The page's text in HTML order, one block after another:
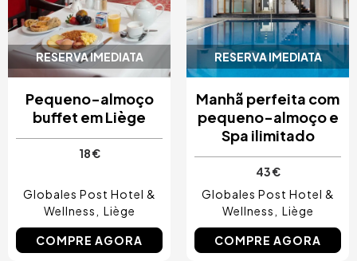
RESERVA IMEDIATA
Pequeno-almoço
buffet em Liège
18 €
Globales Post Hotel &
Wellness
Liège
COMPRE AGORA
RESERVA IMEDIATA
Manhã perfeita com
pequeno-almoço e
Spa ilimitado
43 €
Globales Post Hotel &
Wellness
Liège
COMPRE AGORA